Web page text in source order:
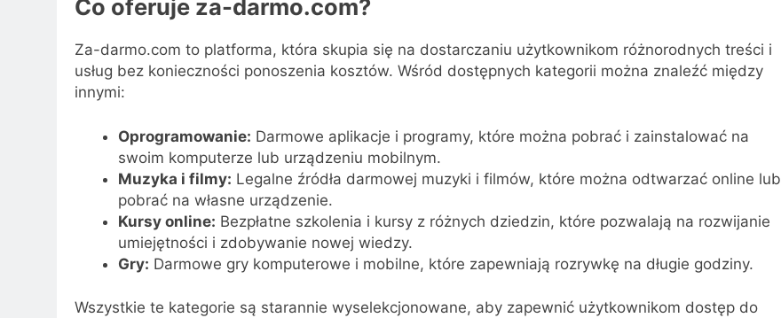
Co oferuje za-darmo.com?
Za-darmo.com to platforma, która skupia się na dostarczaniu użytkownikom różnorodnych treści i
usług bez konieczności ponoszenia kosztów. Wśród dostępnych kategorii można znaleźć między
innymi:
Oprogramowanie: Darmowe aplikacje i programy, które można pobrać i zainstalować na
swoim komputerze lub urządzeniu mobilnym.
Muzyka i filmy: Legalne źródła darmowej muzyki i filmów, które można odtwarzać online lub
pobrać na własne urządzenie.
Kursy online: Bezpłatne szkolenia i kursy z różnych dziedzin, które pozwalają na rozwijanie
umiejętności i zdobywanie nowej wiedzy.
Gry: Darmowe gry komputerowe i mobilne, które zapewniają rozrywkę na długie godziny.
Wszystkie te kategorie są starannie wyselekcjonowane, aby zapewnić użytkownikom dostęp do